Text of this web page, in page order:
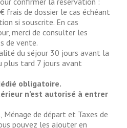
frais de dossier le cas échéant
si souscrite. En cas
merci de consulter les
de vente.
du séjour 30 jours avant la
plus tard 7 jours avant
obligatoire.
n’est autorisé à entrer
Ménage de départ et Taxes de
pouvez les ajouter en